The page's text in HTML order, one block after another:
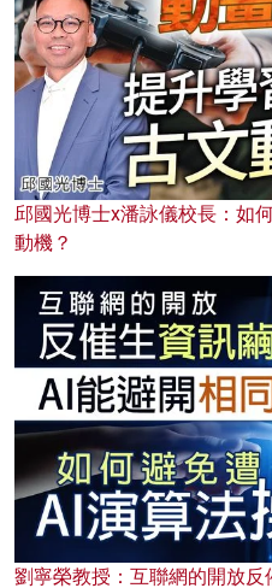
邱國光博士x潘詠儀校長：如
動機？
劉寧榮教授：互聯網的開放